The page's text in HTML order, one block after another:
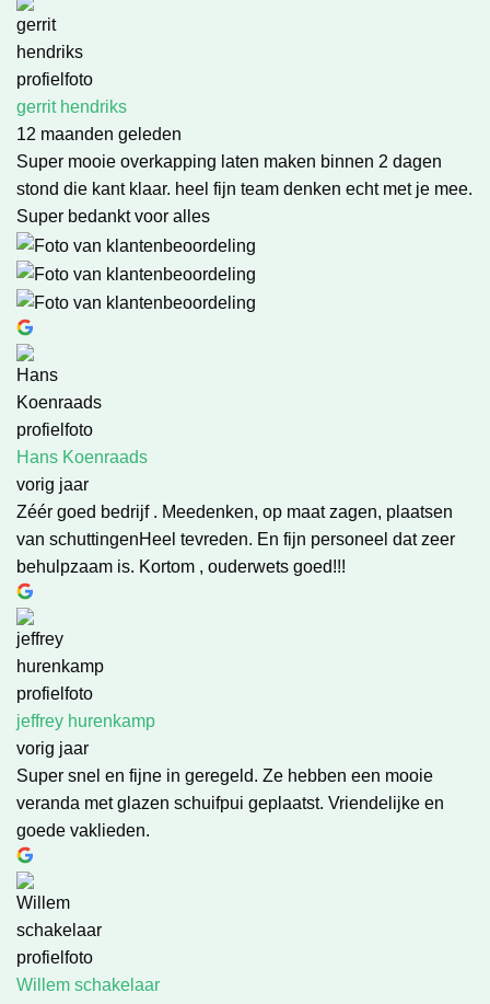
gerrit hendriks
12 maanden geleden
Super mooie overkapping laten maken binnen 2 dagen
stond die kant klaar. heel fijn team denken echt met je mee.
Super bedankt voor alles
Hans Koenraads
vorig jaar
Zéér goed bedrijf . Meedenken, op maat zagen, plaatsen
van schuttingenHeel tevreden. En fijn personeel dat zeer
behulpzaam is. Kortom , ouderwets goed!!!
jeffrey hurenkamp
vorig jaar
Super snel en fijne in geregeld. Ze hebben een mooie
veranda met glazen schuifpui geplaatst. Vriendelijke en
goede vaklieden.
Willem schakelaar